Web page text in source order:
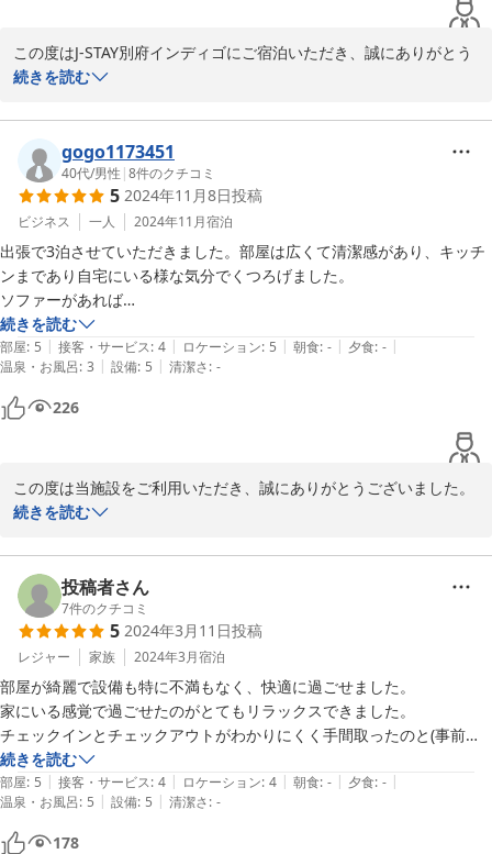
家族３人、ダブルベッド３台の部屋
疲れてるからゆっくり寝られるし、部屋に洗濯機があるので水着が洗え
クチコミで、掃除がされてないとか、ホコリがすごかった
などと投稿があったので、とても不安でしたが、すごく綺麗に掃除もさ
れてて、気持ちよく過ごす事が出来ました
あとはソファーがあるといいなあと思いました
せっかく大きなテレビがあるので、ソファーにゆっくり座ってテレビが
見られたらと思います
場所も別府駅まで徒歩３分ほど
全体的に、満足です
また利用したいと思います
この度はJ-STAY別府インディゴにご宿泊いただき、誠にありがとう
ございます。
見いたしました。
また、駐車場の状態やソファーの有無について貴重なご意見をいた
だきありがとうございます。いただいたご指摘は、今後の改善の参
考にさせていただきます。
別府駅からも近く、快適にお過ごしいただけたとのことで、スタッ
フ一同大変励みになっております。
またのご利用を心よりお待ちしております。
J-STAY別府インディゴ
Ｊ－ＳＴＡＹ 別府 インディゴ
続きを読む
gogo1173451
40代/男性 |8件のクチコミ
5 2024年11月8日投稿
ビジネス 一人 2024年11月宿泊
出張で3泊させていただきました。部屋は広くて清潔感があり、キッチ
ンまであり自宅にいる様な気分でくつろげました。
ソファーがあれば
もっとくつろげたかも…
駐車場が離れたところにありますが、許容範囲でした。
ただ、雑草が生い茂っており
車好きの方は停めない方が良いと思います。
続きを読む
部屋: 5 | 接客・サービス: 4 | ロケーション: 5 | 朝食: - | 夕食: - |
温泉・お風呂: 3 | 設備: 5 | 清潔さ: -
226
この度は当施設をご利用いただき、誠にありがとうございました。
ソファーついては検討させていただきます。
貴重なご意見をありがとうございます。
少しでも快適にお過ごしいただけるよう、今後も努力してまいりま
す。
駐車場の場所に関しましては、立地等の兼ね合いでご不便をおかけ
しております。
雑草については定期管理しておりますので、状況確認後、手配を進
めて参ります。
こちらも重ねて貴重なご意見、誠にありがとうございます。
続きを読む
投稿者さん
7件のクチコミ
5 2024年3月11日投稿
レジャー 家族 2024年3月宿泊
部屋が綺麗で設備も特に不満もなく、快適に過ごせました。
家にいる感覚で過ごせたのがとてもリラックスできました。
チェックインとチェックアウトがわかりにくく手間取ったのと(事前に
来たメールに記載されているIDと若干違っていたが、気転をきかせて
なんとかなりました)ホテル周辺が一方通行だらけで、少し離れた駐車
場からホテル前に車を持って来るのが大変でしたが、それでもまた利用
したいと思います。
続きを読む
部屋: 5 | 接客・サービス: 4 | ロケーション: 4 | 朝食: - | 夕食: - |
温泉・お風呂: 5 | 設備: 5 | 清潔さ: -
178